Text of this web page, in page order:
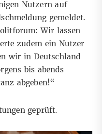
Nutzern auf
gemeldet.
Wir lassen
zudem ein Nutzer
wir in Deutschland
bis abends
abgeben!“
geprüft.